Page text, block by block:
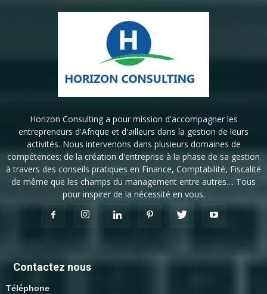
Horizon Consulting a pour mission d'accompagner les
entrepreneurs d'Afrique et d'ailleurs dans la gestion de leurs
activités. Nous intervenons dans plusieurs domaines de
compétences; de la création d'entreprise à la phase de sa gestion
à travers des conseils pratiques en Finance, Comptabilité, Fiscalité
de même que les champs du management entre autres.... Tous
pour inspirer de la nécessité en vous.
Contactez nous
Téléphone